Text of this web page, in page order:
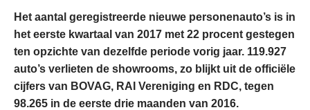
Het aantal geregistreerde nieuwe personenauto’s is in
het eerste kwartaal van 2017 met 22 procent gestegen
ten opzichte van dezelfde periode vorig jaar. 119.927
auto’s verlieten de showrooms, zo blijkt uit de officiële
cijfers van BOVAG, RAI Vereniging en RDC, tegen
98.265 in de eerste drie maanden van 2016.